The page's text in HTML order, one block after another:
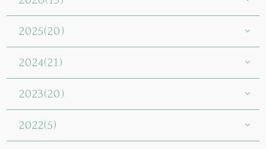
2025(20)
2024(21)
2023(20)
2022(5)